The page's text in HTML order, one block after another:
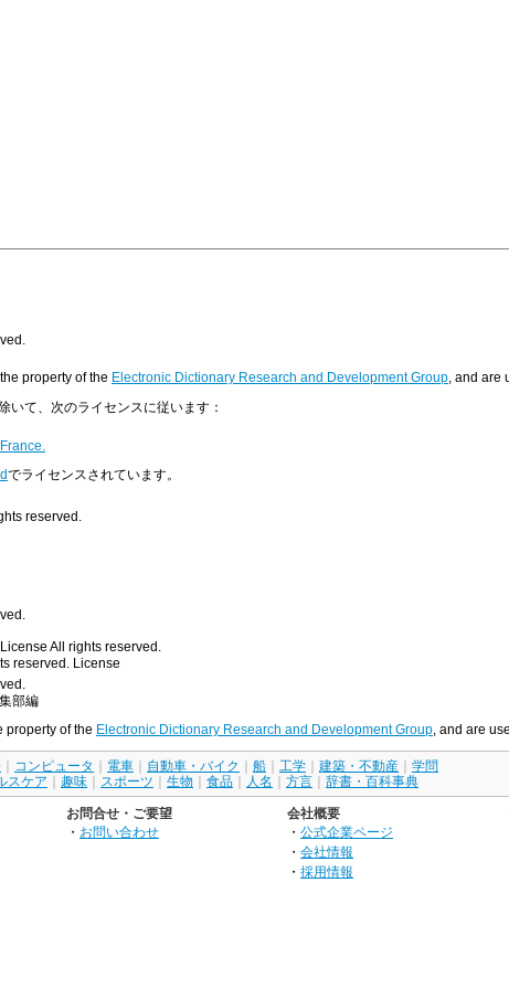
property of the Electronic Dictionary Research and Development Group , and
て、次のライセンスに従います：
でライセンスされています。
reserved.
License All rights reserved.
reserved. License
部編
property of the Electronic Dictionary Research and Development Group , and are
コンピュータ 電車 自動車・バイク 船 工学 建築・不動産
学問
スケア 趣味 スポーツ 生物 食品 人名 方言 辞書・百科事典
お問合せ・ご要望
・ お問い合わせ
会社概要
・ 公式企業ページ
・ 会社情報
・ 採用情報